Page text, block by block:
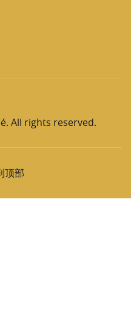
All rights reserved.
顶部